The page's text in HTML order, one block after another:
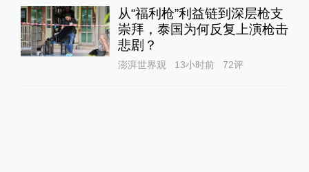
从“福利枪”利益链到深层枪支
崇拜，泰国为何反复上演枪击
悲剧？
澎湃世界观 13小时前 72评